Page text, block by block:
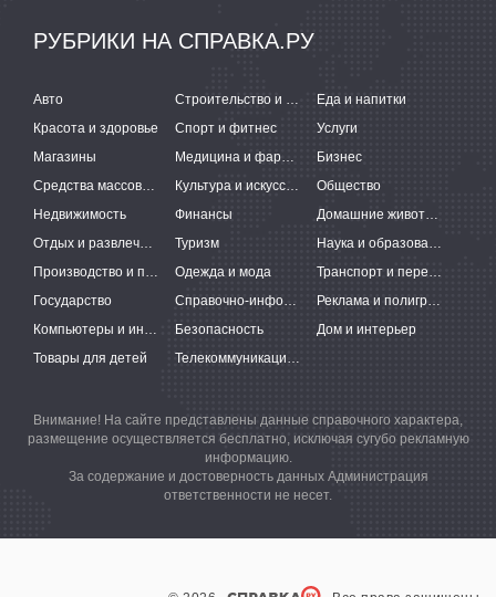
РУБРИКИ НА СПРАВКА.РУ
Авто Строительство и ремонт
Еда и напитки
Красота и здоровье
Спорт и фитнес
Услуги
Магазины
Медицина и фармацевтика
Бизнес
Средства массовой информации
Культура и искусство
Общество
Недвижимость
Финансы
Домашние животные
Отдых и развлечения
Туризм
Наука и образование
Производство и поставки
Одежда и мода
Транспорт и перевозки
Государство
Справочно-информационные системы
Реклама и полиграфия
Компьютеры и интернет
Безопасность
Дом и интерьер
Товары для детей
Телекоммуникации и связь
Внимание! На сайте представлены данные справочного характера,
размещение осуществляется бесплатно, исключая сугубо рекламную
информацию.
За содержание и достоверность данных Администрация
ответственности не несет.